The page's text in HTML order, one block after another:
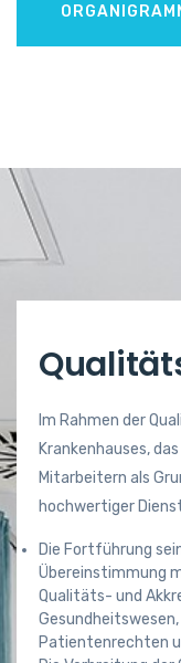
Im Rahmen der
Krankenhauses,
Mitarbeitern als
hochwertiger
Die Fortführung
Übereinstimmung
Qualitäts- und
Patientenrechten